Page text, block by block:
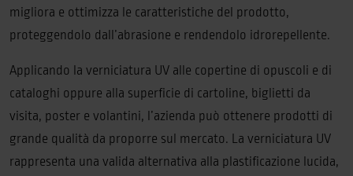
migliora e ottimizza le caratteristiche del prodotto,
proteggendolo dall’abrasione e rendendolo idrorepellente.
Applicando la verniciatura UV alle copertine di opuscoli e di
cataloghi oppure alla superficie di cartoline, biglietti da
visita, poster e volantini, l’azienda può ottenere prodotti di
grande qualità da proporre sul mercato. La verniciatura UV
rappresenta una valida alternativa alla plastificazione lucida,